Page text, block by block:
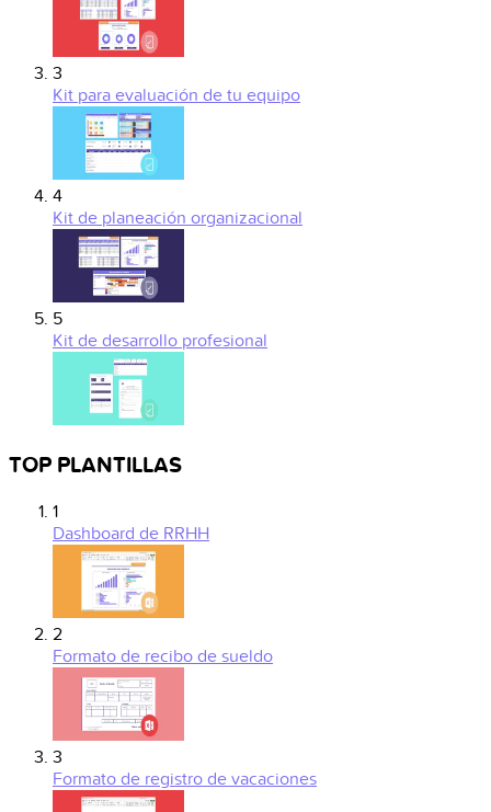
3
Kit para evaluación de tu equipo
4
Kit de planeación organizacional
5
Kit de desarrollo profesional
TOP PLANTILLAS
1
Dashboard de RRHH
2
Formato de recibo de sueldo
3
Formato de registro de vacaciones